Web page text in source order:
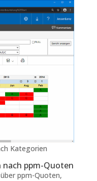
Kategorien
ppm-Quoten
ppm-Quoten,